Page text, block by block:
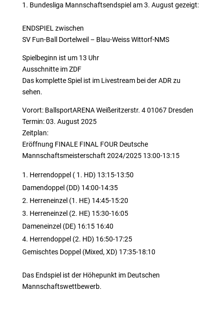
Bundesliga Mannschaftsendspiel am 3. August gezeigt:
ENDSPIEL zwischen
SV Fun-Ball Dortelweil – Blau-Weiss Wittorf-NMS
Spielbeginn ist um 13 Uhr
Ausschnitte im ZDF
Das komplette Spiel ist im Livestream bei der ADR zu
sehen.
Vorort: BallsportARENA Weißeritzerstr. 4 01067 Dresden
Termin: 03. August 2025
Zeitplan:
Eröffnung FINALE FINAL FOUR Deutsche
Mannschaftsmeisterschaft 2024/2025 13:00-13:15
Herrendoppel ( 1. HD) 13:15-13:50
Damendoppel (DD) 14:00-14:35
Herreneinzel (1. HE) 14:45-15:20
Herreneinzel (2. HE) 15:30-16:05
Dameneinzel (DE) 16:15 16:40
Herrendoppel (2. HD) 16:50-17:25
Gemischtes Doppel (Mixed, XD) 17:35-18:10
Das Endspiel ist der Höhepunkt im Deutschen
Mannschaftswettbewerb.